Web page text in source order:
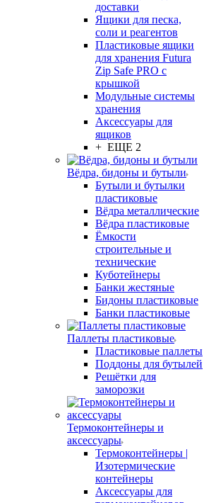
доставки
Ящики для песка,
соли и реагентов
Пластиковые ящики
для хранения Futura
Zip Safe PRO с
крышкой
Модульные системы
хранения
Аксессуары для
ящиков
+ ЕЩЕ 2
Вёдра, бидоны и бутыли
Бутыли и бутылки
пластиковые
Вёдра металлические
Вёдра пластиковые
Ёмкости
строительные и
технические
Куботейнеры
Банки жестяные
Бидоны пластиковые
Банки пластиковые
Паллеты пластиковые
Пластиковые паллеты
Поддоны для бутылей
Решётки для
заморозки
Термоконтейнеры и
аксессуары
Термоконтейнеры |
Изотермические
контейнеры
Аксессуары для